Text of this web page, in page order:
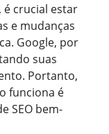
é crucial estar
e mudanças
Google, por
suas
Portanto,
funciona é
SEO bem-